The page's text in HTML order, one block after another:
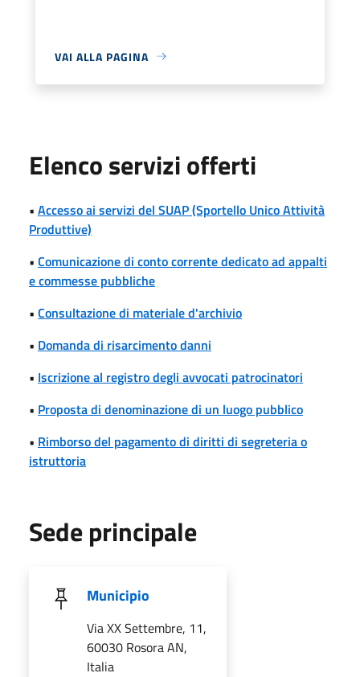
VAI ALLA PAGINA
Elenco servizi offerti
• Accesso ai servizi del SUAP (Sportello Unico Attività
Produttive)
• Comunicazione di conto corrente dedicato ad appalti
e commesse pubbliche
• Consultazione di materiale d'archivio
• Domanda di risarcimento danni
• Iscrizione al registro degli avvocati patrocinatori
• Proposta di denominazione di un luogo pubblico
• Rimborso del pagamento di diritti di segreteria o
istruttoria
Sede principale
Municipio
Via XX Settembre, 11,
60030 Rosora AN,
Italia